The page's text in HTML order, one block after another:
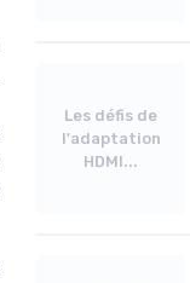
Les défis de
l'adaptation
HDMI...